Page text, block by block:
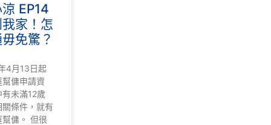
EP14
我家！怎
免驚？
4月13日起
傭申請資
未滿12歲
關條件，就有
傭。 但很